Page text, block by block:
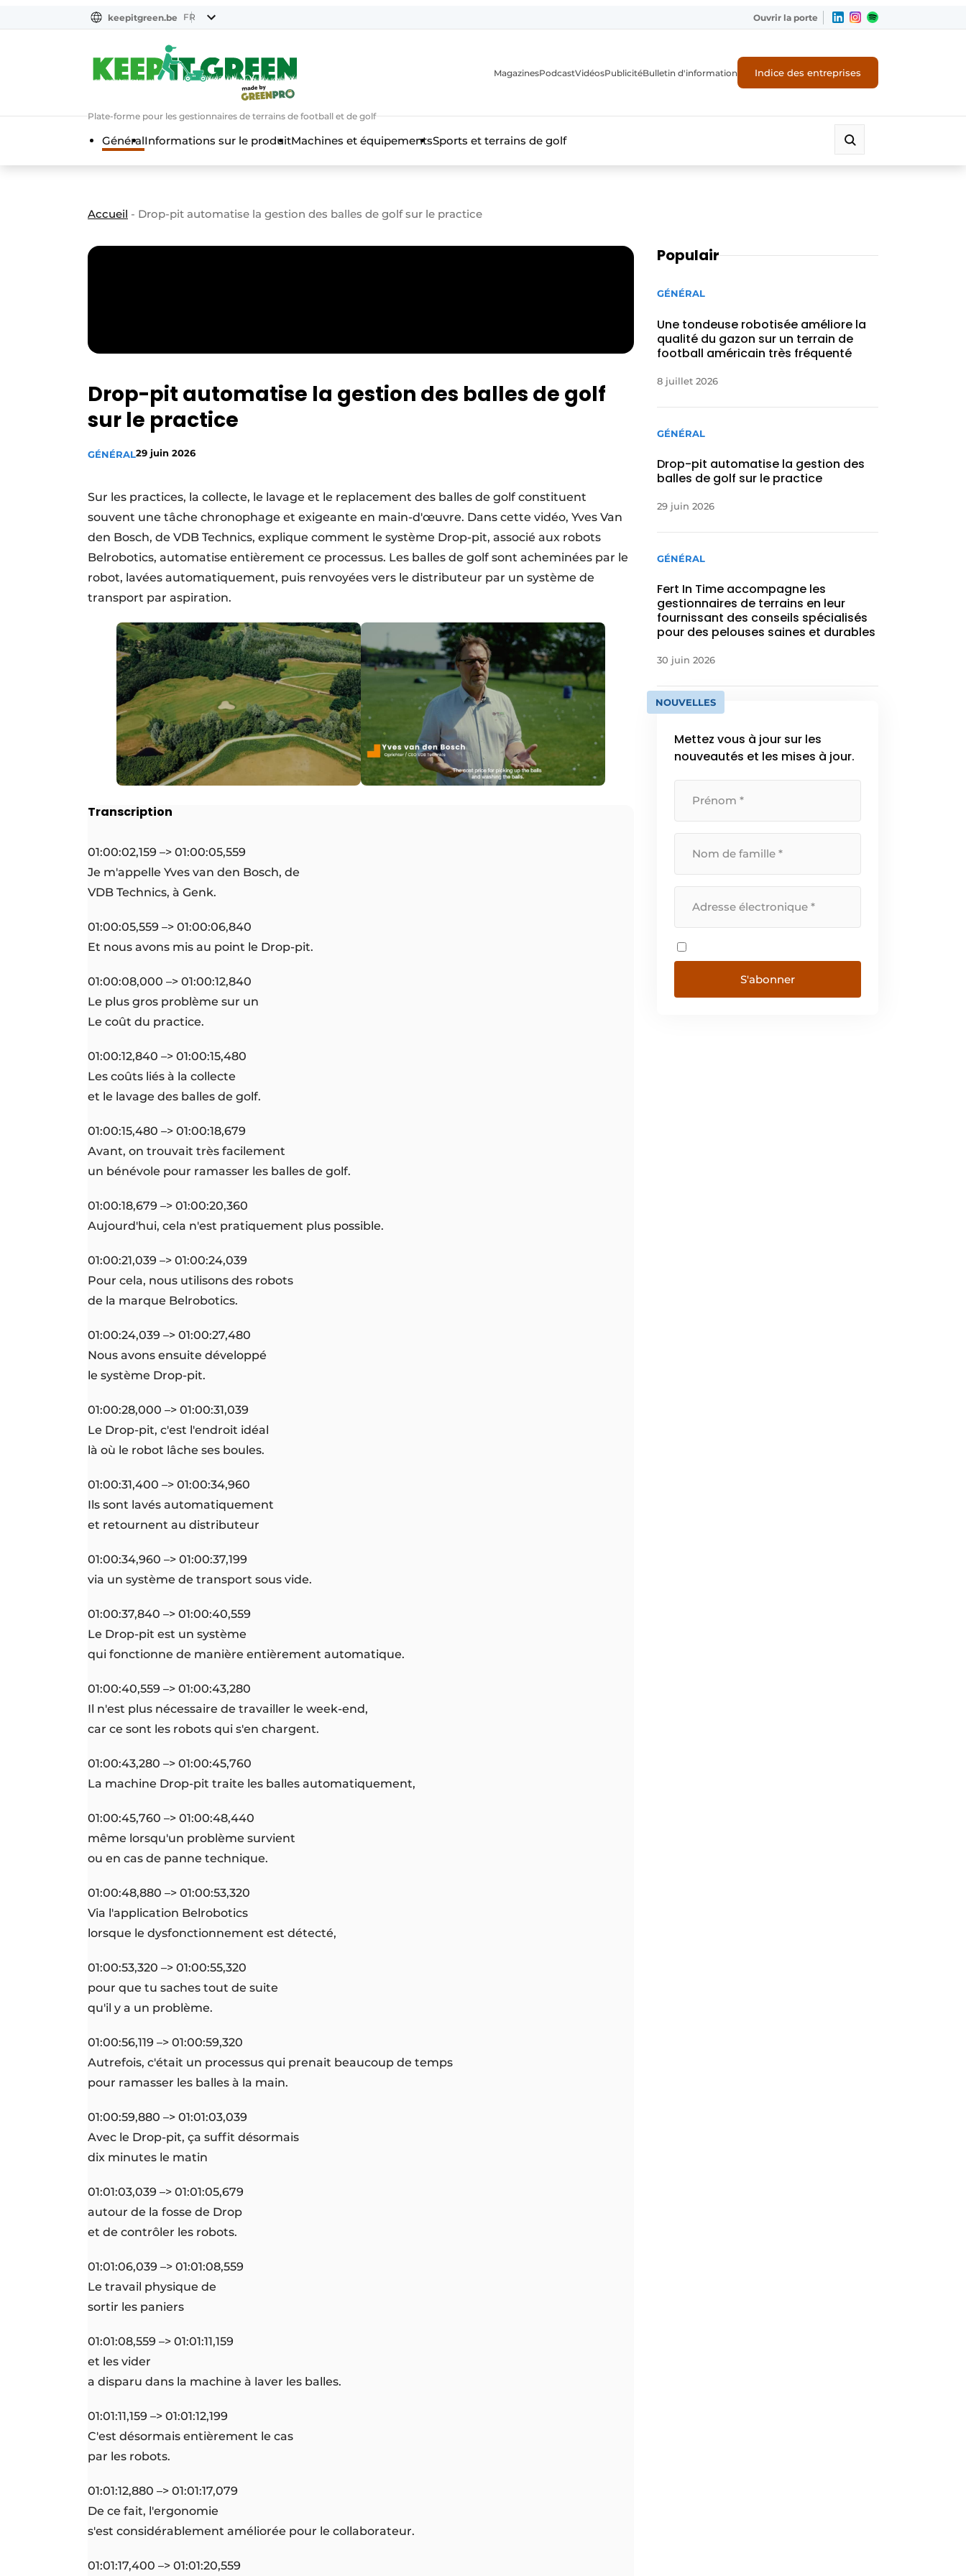
keepitgreen.be FR Ouvrir la porte
Plate-forme pour les gestionnaires de terrains de football et de golf
MagazinesPodcastVidéosPublicitéBulletin d'information Indice des entreprises
GénéralInformations sur le produitMachines et équipementsSports et terrains de golf
Accueil - Drop-pit automatise la gestion des balles de golf sur le practice
Drop-pit automatise la gestion des balles de golf
sur le practice
GÉNÉRAL29 juin 2026
Sur les practices, la collecte, le lavage et le replacement des balles de golf constituent
souvent une tâche chronophage et exigeante en main-d'œuvre. Dans cette vidéo, Yves Van
den Bosch, de VDB Technics, explique comment le système Drop-pit, associé aux robots
Belrobotics, automatise entièrement ce processus. Les balles de golf sont acheminées par le
robot, lavées automatiquement, puis renvoyées vers le distributeur par un système de
transport par aspiration.
Transcription
01:00:02,159 –> 01:00:05,559
Je m'appelle Yves van den Bosch, de
VDB Technics, à Genk.
01:00:05,559 –> 01:00:06,840
Et nous avons mis au point le Drop-pit.
01:00:08,000 –> 01:00:12,840
Le plus gros problème sur un
Le coût du practice.
01:00:12,840 –> 01:00:15,480
Les coûts liés à la collecte
et le lavage des balles de golf.
01:00:15,480 –> 01:00:18,679
Avant, on trouvait très facilement
un bénévole pour ramasser les balles de golf.
01:00:18,679 –> 01:00:20,360
Aujourd'hui, cela n'est pratiquement plus possible.
01:00:21,039 –> 01:00:24,039
Pour cela, nous utilisons des robots
de la marque Belrobotics.
01:00:24,039 –> 01:00:27,480
Nous avons ensuite développé
le système Drop-pit.
01:00:28,000 –> 01:00:31,039
Le Drop-pit, c'est l'endroit idéal
là où le robot lâche ses boules.
01:00:31,400 –> 01:00:34,960
Ils sont lavés automatiquement
et retournent au distributeur
01:00:34,960 –> 01:00:37,199
via un système de transport sous vide.
01:00:37,840 –> 01:00:40,559
Le Drop-pit est un système
qui fonctionne de manière entièrement automatique.
01:00:40,559 –> 01:00:43,280
Il n'est plus nécessaire de travailler le week-end,
car ce sont les robots qui s'en chargent.
01:00:43,280 –> 01:00:45,760
La machine Drop-pit traite les balles automatiquement,
01:00:45,760 –> 01:00:48,440
même lorsqu'un problème survient
ou en cas de panne technique.
01:00:48,880 –> 01:00:53,320
Via l'application Belrobotics
lorsque le dysfonctionnement est détecté,
01:00:53,320 –> 01:00:55,320
pour que tu saches tout de suite
qu'il y a un problème.
01:00:56,119 –> 01:00:59,320
Autrefois, c'était un processus qui prenait beaucoup de temps
pour ramasser les balles à la main.
01:00:59,880 –> 01:01:03,039
Avec le Drop-pit, ça suffit désormais
dix minutes le matin
01:01:03,039 –> 01:01:05,679
autour de la fosse de Drop
et de contrôler les robots.
01:01:06,039 –> 01:01:08,559
Le travail physique de
sortir les paniers
01:01:08,559 –> 01:01:11,159
et les vider
a disparu dans la machine à laver les balles.
01:01:11,159 –> 01:01:12,199
C'est désormais entièrement le cas
par les robots.
01:01:12,880 –> 01:01:17,079
De ce fait, l'ergonomie
s'est considérablement améliorée pour le collaborateur.
01:01:17,400 –> 01:01:20,559
Populair
GÉNÉRAL
Une tondeuse robotisée améliore la
qualité du gazon sur un terrain de
football américain très fréquenté
8 juillet 2026
GÉNÉRAL
Drop-pit automatise la gestion des
balles de golf sur le practice
29 juin 2026
GÉNÉRAL
Fert In Time accompagne les
gestionnaires de terrains en leur
fournissant des conseils spécialisés
pour des pelouses saines et durables
30 juin 2026
NOUVELLES
Mettez vous à jour sur les
nouveautés et les mises à jour.